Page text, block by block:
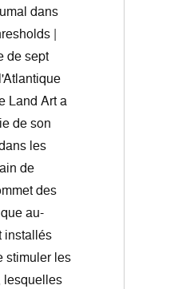
dans
|
de sept
Land Art a
de son
les
de
des
au-
installés
stimuler les
lesquelles